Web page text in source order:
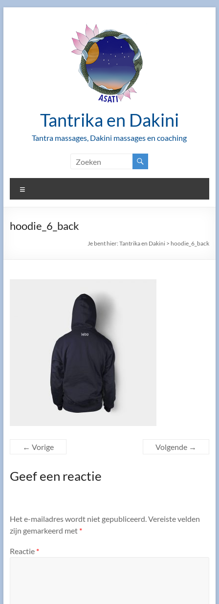
Tantrika en Dakini
Tantra massages, Dakini massages en coaching
hoodie_6_back
Je bent hier:Tantrika en Dakini > hoodie_6_back
← Vorige Volgende →
Geef een reactie
Het e-mailadres wordt niet gepubliceerd.Vereiste velden
zijn gemarkeerd met *
Reactie *